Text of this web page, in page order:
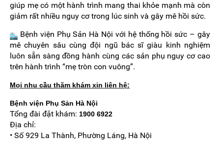
giúp mẹ có một hành trình mang thai khỏe mạnh mà còn
giảm rất nhiều nguy cơ trong lúc sinh và gây mê hồi sức.
Bệnh viện Phụ Sản Hà Nội với hệ thống hồi sức – gây
mê chuyên sâu cùng đội ngũ bác sĩ giàu kinh nghiệm
luôn sẵn sàng đồng hành cùng các sản phụ nguy cơ cao
trên hành trình “mẹ tròn con vuông”.
Mọi nhu cầu thăm khám xin liên hệ:
Bệnh viện Phụ Sản Hà Nội
Tổng đài đặt khám: 1900 6922
Địa chỉ:
• Số 929 La Thành, Phường Láng, Hà Nội